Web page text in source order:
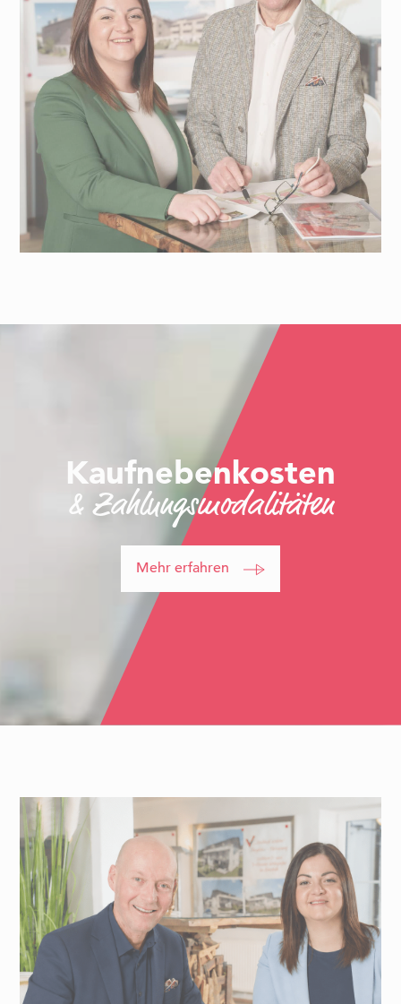
Kaufnebenkosten
& Zahlungsmodalitäten
Mehr erfahren